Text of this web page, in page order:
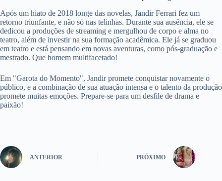
Após um hiato de 2018 longe das novelas, Jandir Ferrari fez um
retorno triunfante, e não só nas telinhas. Durante sua ausência, ele se
dedicou a produções de streaming e mergulhou de corpo e alma no
teatro, além de investir na sua formação acadêmica. Ele já se graduou
em teatro e está pensando em novas aventuras, como pós-graduação e
mestrado. Que homem multifacetado!
Em "Garota do Momento", Jandir promete conquistar novamente o
público, e a combinação de sua atuação intensa e o talento da produção
promete muitas emoções. Prepare-se para um desfile de drama e
paixão!
ANTERIOR PRÓXIMO